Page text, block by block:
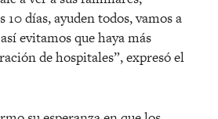
10 días, ayuden todos, vamos a
evitamos que haya más
de hospitales”, expresó el